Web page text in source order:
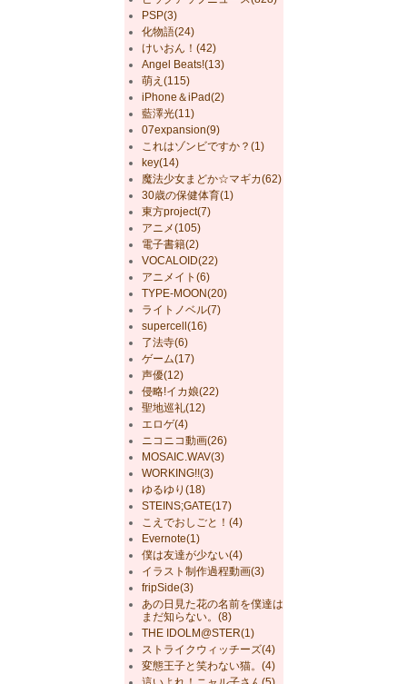
PSP(3)
化物語(24)
けいおん！(42)
Angel Beats!(13)
萌え(115)
iPhone＆iPad(2)
藍澤光(11)
07expansion(9)
これはゾンビですか？(1)
key(14)
魔法少女まどか☆マギカ(62)
30歳の保健体育(1)
東方project(7)
アニメ(105)
電子書籍(2)
VOCALOID(22)
アニメイト(6)
TYPE-MOON(20)
ライトノベル(7)
supercell(16)
了法寺(6)
ゲーム(17)
声優(12)
侵略!イカ娘(22)
聖地巡礼(12)
エロゲ(4)
ニコニコ動画(26)
MOSAIC.WAV(3)
WORKING!!(3)
ゆるゆり(18)
STEINS;GATE(17)
こえでおしごと！(4)
Evernote(1)
僕は友達が少ない(4)
イラスト制作過程動画(3)
fripSide(3)
あの日見た花の名前を僕達は
まだ知らない。(8)
THE IDOLM@STER(1)
ストライクウィッチーズ(4)
変態王子と笑わない猫。(4)